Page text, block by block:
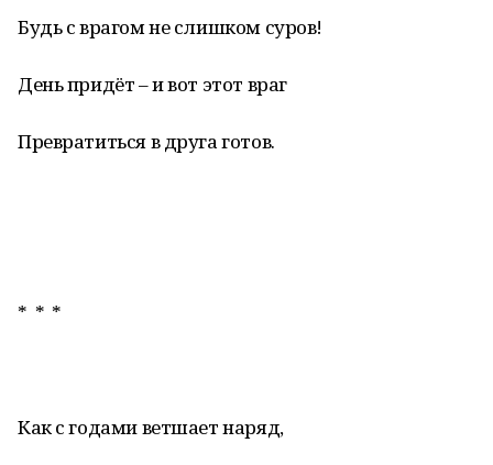
Будь с врагом не слишком суров!
День придёт – и вот этот враг
Превратиться в друга готов.
* * *
Как с годами ветшает наряд,